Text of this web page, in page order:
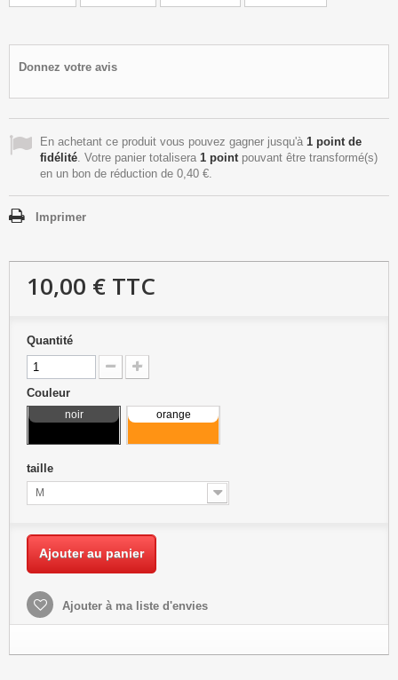
Donnez votre avis
En achetant ce produit vous pouvez gagner jusqu'à 1 point de
fidélité. Votre panier totalisera 1 pointpouvant être transformé(s)
en un bon de réduction de 0,40 €.
Imprimer
10,00 € TTC
Quantité
Couleur
noir orange
taille
M
Ajouter au panier
Ajouter à ma liste d'envies